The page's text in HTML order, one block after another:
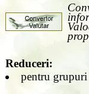
Reduceri:
pentru